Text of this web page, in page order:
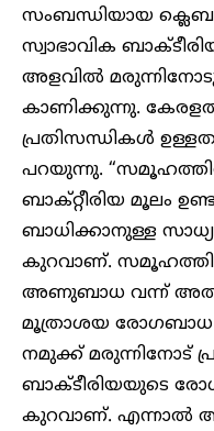
സംബന്ധിയായ
സ്വാഭാവിക
അളവിൽ
കാണിക്കുന്നു.
പ്രതിസന്ധികൾ
പറയുന്നു.
ബാക്റ്റീരിയ മൂലം
ബാധിക്കാനുള്ള
കുറവാണ്.
അണുബാധ വന്ന്
മൂത്രാശയ
നമുക്ക് മരുന്നിനോട്
ബാക്ടീരിയയുടെ
കുറവാണ്. എന്നാൽ